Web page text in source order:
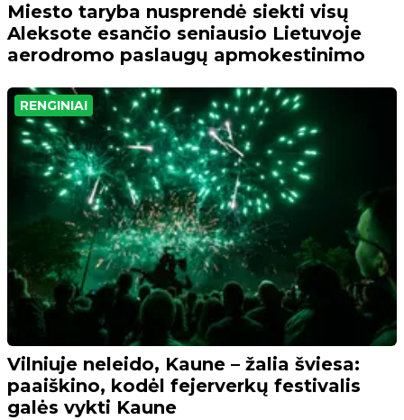
Miesto taryba nusprendė siekti visų
Aleksote esančio seniausio Lietuvoje
aerodromo paslaugų apmokestinimo
RENGINIAI
Vilniuje neleido, Kaune – žalia šviesa:
paaiškino, kodėl fejerverkų festivalis
galės vykti Kaune